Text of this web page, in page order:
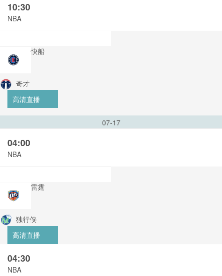
10:30
NBA
快船
奇才
高清直播
07-17
04:00
NBA
雷霆
独行侠
高清直播
04:30
NBA